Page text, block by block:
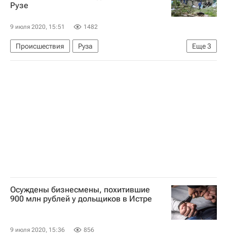
Сергей Левкин
Рузе
9 июля 2020, 15:51 1482
Еще3
Происшествия
Руза
Московская область (Подмосковье)
Дороги
Осуждены бизнесмены, похитившие
900 млн рублей у дольщиков в Истре
9 июля 2020, 15:36 856